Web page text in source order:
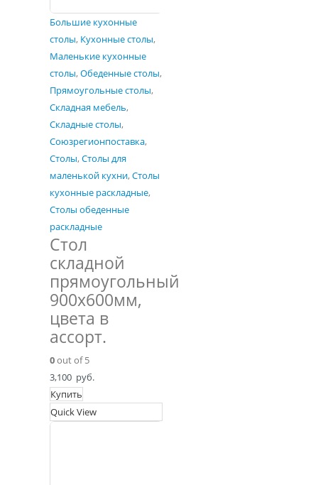
Большие кухонные
столы, Кухонные столы,
Маленькие кухонные
столы,Обеденные столы,
Прямоугольные столы,
Складная мебель,
Складные столы,
Союзрегионпоставка,
Столы,Столы для
маленькой кухни,Столы
кухонные раскладные,
Столы обеденные
раскладные
Стол
складной
прямоугольный
900х600мм,
цвета в
ассорт.
0out of 5
3,100 руб.
Купить
Quick View